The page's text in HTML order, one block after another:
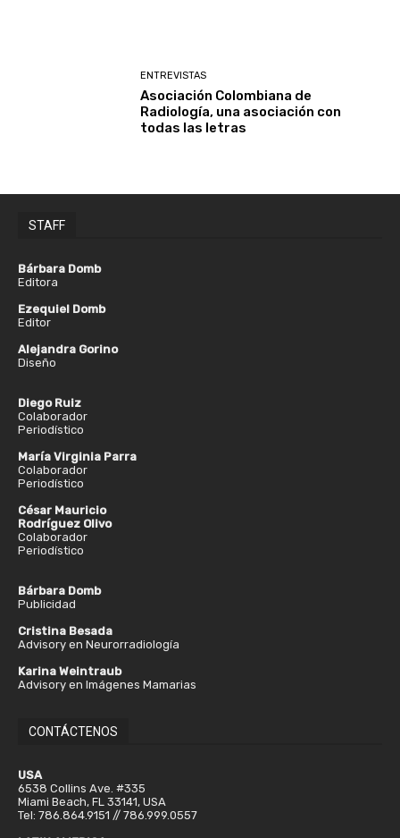
ENTREVISTAS
Asociación Colombiana de
Radiología, una asociación con
todas las letras
STAFF
Bárbara Domb
Editora
Ezequiel Domb
Editor
Alejandra Gorino
Diseño
Diego Ruiz
Colaborador
Periodístico
María Virginia Parra
Colaborador
Periodístico
César Mauricio
Rodríguez Olivo
Colaborador
Periodístico
Bárbara Domb
Publicidad
Cristina Besada
Advisory en Neurorradiología
Karina Weintraub
Advisory en Imágenes Mamarias
CONTÁCTENOS
USA
6538 Collins Ave. #335
Miami Beach, FL 33141, USA
Tel: 786.864.9151 // 786.999.0557